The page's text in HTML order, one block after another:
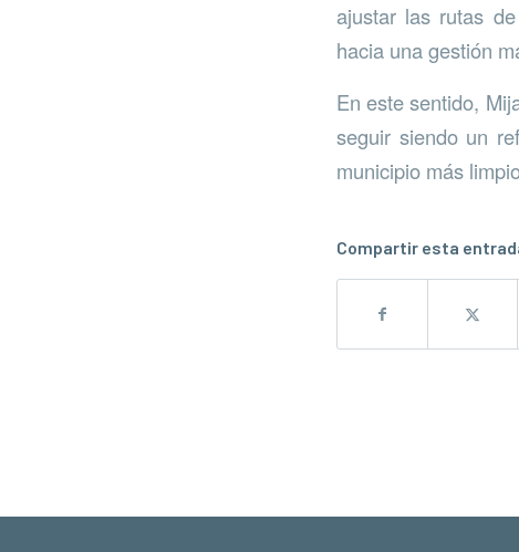
ajustar las rutas
hacia una gestión
En este sentido,
seguir siendo un
municipio más
Compartir esta